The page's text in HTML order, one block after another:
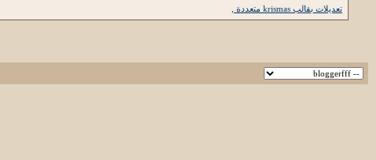
تعديلات بقالب krismas متعددة ,